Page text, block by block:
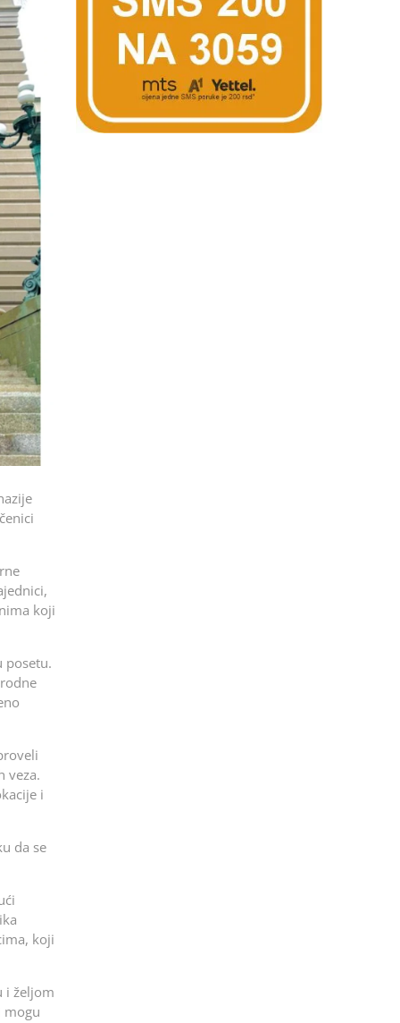
koji
posetu.
veza.
i
da se
koji
i željom
mogu